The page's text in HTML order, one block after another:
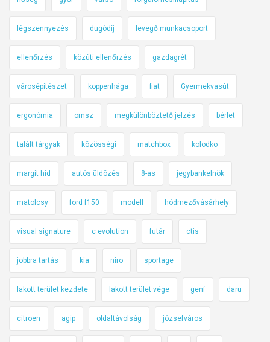
légszennyezés dugódíj levegő munkacsoport
ellenőrzés közúti ellenőrzés gazdagrét
városépítészet koppenhága fiat Gyermekvasút
ergonómia omsz megkülönböztető jelzés bérlet
talált tárgyak közösségi matchbox kolodko
margit híd autós üldözés 8-as jegybankelnök
matolcsy ford f150 modell hódmezővásárhely
visual signature c evolution futár ctis
jobbra tartás kia niro sportage
lakott terület kezdete lakott terület vége genf daru
citroen agip oldaltávolság józsefváros